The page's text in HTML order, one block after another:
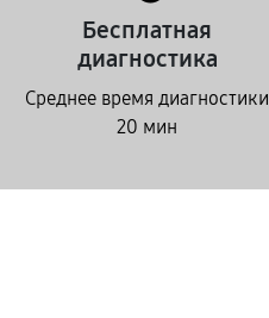
Бесплатная
диагностика
Среднее время диагностики
20 мин